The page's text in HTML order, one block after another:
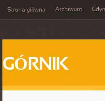
Strona główna Archiwum
GÓRNIK